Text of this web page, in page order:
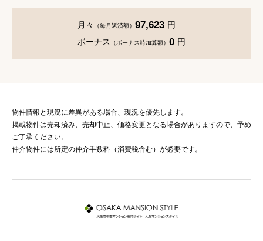
月々 （毎月返済額） 97,623 円
ボーナス
（ボーナス時加算額） 0 円
物件情報と現況に差異がある場合、現況を優先します。
掲載物件は売却済み、売却中止、価格変更となる場合がありますので、予め
ご了承ください。
仲介物件には所定の仲介手数料（消費税含む）が必要です。